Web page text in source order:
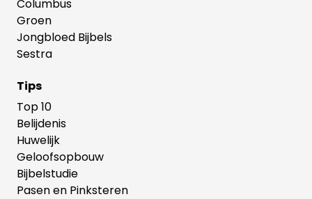
Columbus
Groen
Jongbloed Bijbels
Sestra
Tips
Top 10
Belijdenis
Huwelijk
Geloofsopbouw
Bijbelstudie
Pasen en Pinksteren